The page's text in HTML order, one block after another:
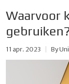
Waarvoor
11 apr. 2023 By